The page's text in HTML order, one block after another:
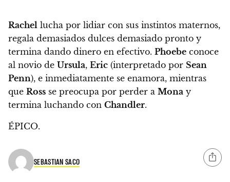
Rachel lucha por lidiar con sus instintos maternos,
regala demasiados dulces demasiado pronto y
termina dando dinero en efectivo. Phoebe conoce
al novio de Ursula, Eric (interpretado por Sean
Penn), e inmediatamente se enamora, mientras
que Ross se preocupa por perder a Mona y
termina luchando con Chandler.
ÉPICO.
SEBASTIAN SACO